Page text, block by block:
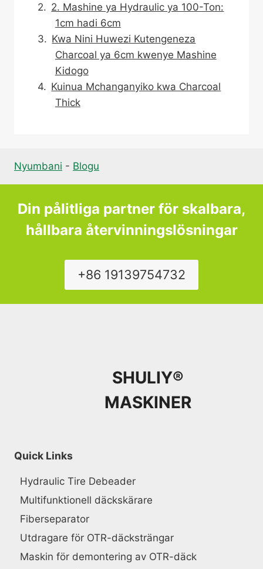
2. Mashine ya Hydraulic ya 100-Ton:
1cm hadi 6cm
Kwa Nini Huwezi Kutengeneza
Charcoal ya 6cm kwenye Mashine
Kidogo
Kuinua Mchanganyiko kwa Charcoal
Thick
Nyumbani - Blogu
Din pålitliga partner för skalbara,
hållbara återvinningslösningar
+86 19139754732
SHULIY®
MASKINER
Quick Links
Hydraulic Tire Debeader
Multifunktionell däckskärare
Fiberseparator
Utdragare för OTR-däcksträngar
Maskin för demontering av OTR-däck